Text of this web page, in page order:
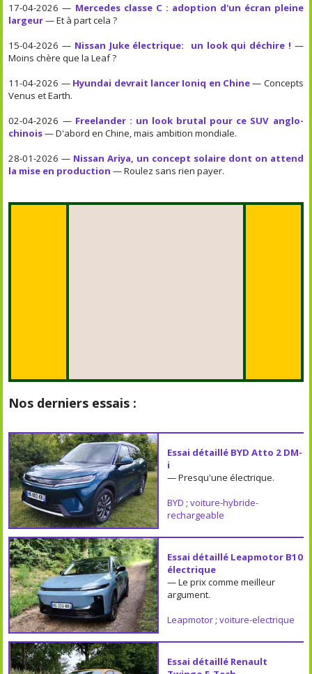
17-04-2026 — Mercedes classe C : adoption d'un écran pleine
largeur— Et à part cela ?
15-04-2026 — Nissan Juke électrique: un look qui déchire ! —
Moins chère que la Leaf ?
11-04-2026 — Hyundai devrait lancer Ioniq en Chine— Concepts
Venus et Earth.
02-04-2026 — Freelander : un look brutal pour ce SUV anglo-
chinois— D'abord en Chine, mais ambition mondiale.
28-01-2026 — Nissan Ariya, un concept solaire dont on attend
la mise en production — Roulez sans rien payer.
Nos derniers essais :
Essai détaillé BYD Atto 2 DM-
i
— Presqu'une électrique.
BYD ; voiture-hybride-
rechargeable
Essai détaillé Leapmotor B10
électrique
— Le prix comme meilleur
argument.
Leapmotor; voiture-electrique
Essai détaillé Renault